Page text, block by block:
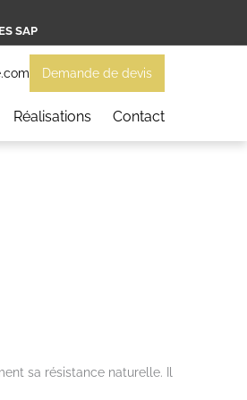
SAP
Réalisations Contact
Demande de devis
sa résistance naturelle. Il